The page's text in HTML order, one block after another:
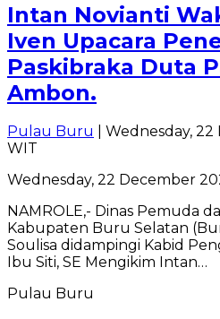
Intan Novianti
Iven Upacara
Paskibraka Duta
Ambon.
Pulau Buru
| Wednesday, 22
WIT
Wednesday, 22 December
NAMROLE,- Dinas Pemuda
Kabupaten Buru Selatan
Soulisa didampingi Kabid
Ibu Siti, SE Mengikim Intan…
Pulau Buru